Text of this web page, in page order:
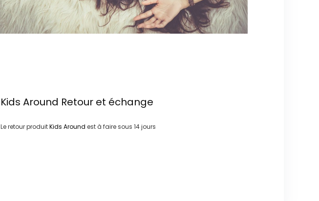
Kids Around Retour et échange
Le retour produitKids Around est à faire sous 14 jours